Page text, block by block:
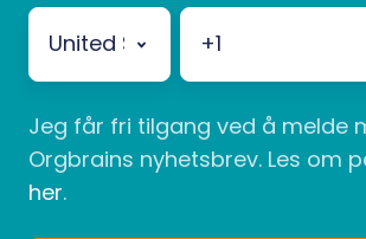
Jeg får fri tilgang ved å melde
Orgbrains nyhetsbrev. Les om
her.